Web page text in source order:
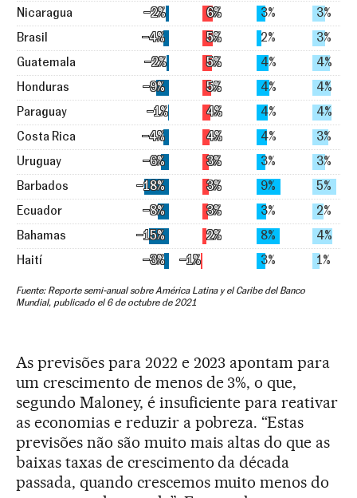
As previsões para 2022 e 2023 apontam para
um crescimento de menos de 3%, o que,
segundo Maloney, é insuficiente para reativar
as economias e reduzir a pobreza. “Estas
previsões não são muito mais altas do que as
baixas taxas de crescimento da década
passada, quando crescemos muito menos do